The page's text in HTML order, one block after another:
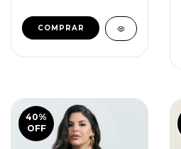
COMPRAR
40%
OFF